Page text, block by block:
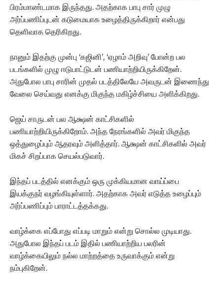
பிரம்மாண்டமாக இருந்தது. அதற்காக பாபு சார் முழு
அர்ப்பணிப்புடன் கடுமையாக உழைத்திருக்கிறார் என்பது
தெளிவாக தெரிகிறது.
நானும் இதற்கு முன்பு ‘கஜினி’, ‘ஏழாம் அறிவு’ போன்ற பல
படங்களில் முழு ஈடுபாட்டுடன் பணியாற்றியிருக்கிறேன்.
அதுபோல பாபு சாரின் முதல் படத்திலேயே அவருடன் இணைந்து
வேலை செய்வது எனக்கு மிகுந்த மகிழ்ச்சியை அளிக்கிறது.
ஜெய் சாருடன் பல ஆக்ஷன் காட்சிகளில்
பணியாற்றியிருக்கிறோம். அந்த நேரங்களில் அவர் மிகுந்த
ஒத்துழைப்பும் ஆதரவும் அளித்தார். ஆக்ஷன் காட்சிகளில் அவர்
மிகச் சிறப்பாக செயல்படுவார்.
இந்தப் படத்தில் எனக்கும் ஒரு முக்கியமான வாய்ப்பை
இயக்குநர் வழங்கியுள்ளார். அதற்காக அவர் எடுத்த உழைப்பும்
அர்ப்பணிப்பும் பாராட்டத்தக்கது.
வாழ்க்கை எப்போது எப்படி மாறும் என்று சொல்ல முடியாது.
அதுபோல இந்தப் படம் இதில் பணியாற்றிய பலரின்
வாழ்க்கையிலும் நல்ல மாற்றத்தை உருவாக்கும் என்று
நம்புகிறேன்.